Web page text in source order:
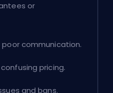
or
communication.
pricing.
and bans.